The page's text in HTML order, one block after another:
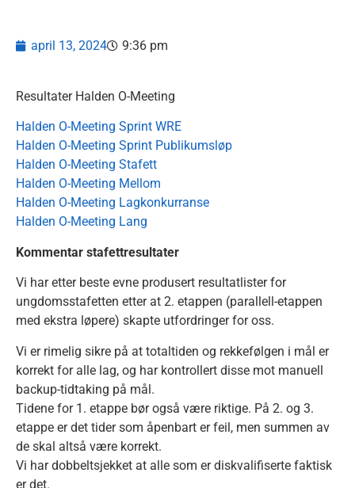
april 13, 2024 9:36 pm
Resultater Halden O-Meeting
Halden O-Meeting Sprint WRE
Halden O-Meeting Sprint Publikumsløp
Halden O-Meeting Stafett
Halden O-Meeting Mellom
Halden O-Meeting Lagkonkurranse
Halden O-Meeting Lang
Kommentar stafettresultater
Vi har etter beste evne produsert resultatlister for
ungdomsstafetten etter at 2. etappen (parallell-etappen
med ekstra løpere) skapte utfordringer for oss.
Vi er rimelig sikre på at totaltiden og rekkefølgen i mål er
korrekt for alle lag, og har kontrollert disse mot manuell
backup-tidtaking på mål.
Tidene for 1. etappe bør også være riktige. På 2. og 3.
etappe er det tider som åpenbart er feil, men summen av
de skal altså være korrekt.
Vi har dobbeltsjekket at alle som er diskvalifiserte faktisk
er det.